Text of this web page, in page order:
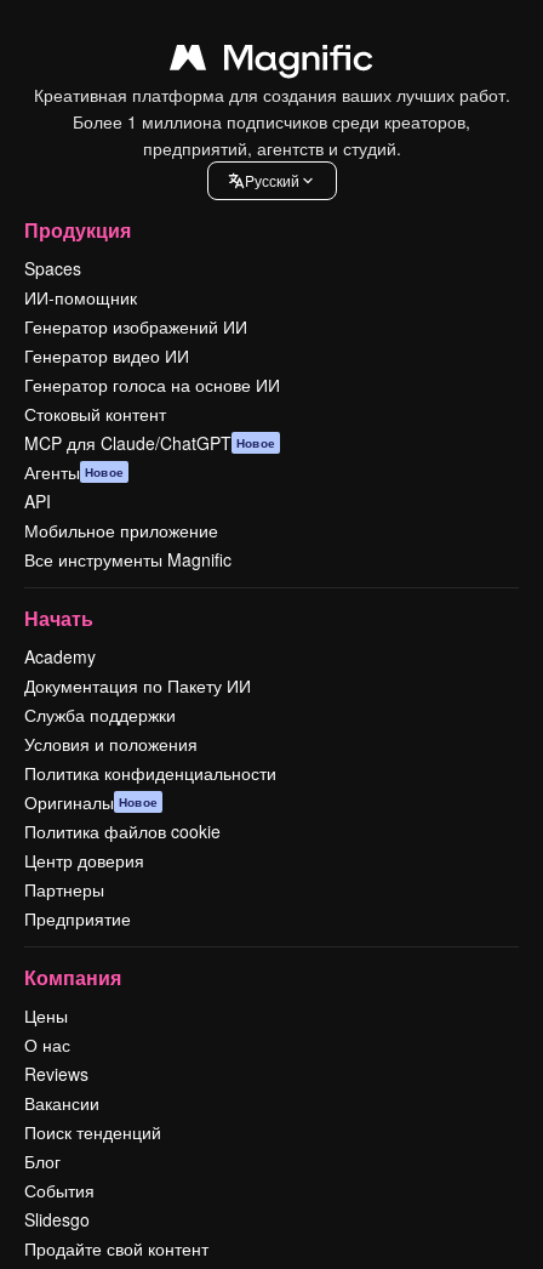
Креативная платформа для создания ваших лучших работ.
Более 1 миллиона подписчиков среди креаторов,
предприятий, агентств и студий.
Pусский
Продукция
Spaces
ИИ-помощник
Генератор изображений ИИ
Генератор видео ИИ
Генератор голоса на основе ИИ
Стоковый контент
MCP для Claude/ChatGPT Новое
Агенты Новое
API
Мобильное приложение
Все инструменты Magnific
Начать
Academy
Документация по Пакету ИИ
Служба поддержки
Условия и положения
Политика конфиденциальности
Оригиналы Новое
Политика файлов cookie
Центр доверия
Партнеры
Предприятие
Компания
Цены
О нас
Reviews
Вакансии
Поиск тенденций
Блог
События
Slidesgo
Продайте свой контент